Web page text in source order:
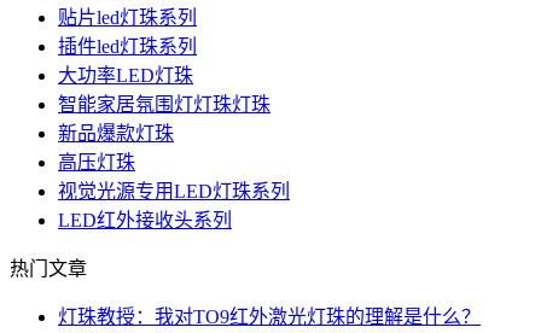
贴片led灯珠系列
插件led灯珠系列
大功率LED灯珠
智能家居氛围灯灯珠灯珠
新品爆款灯珠
高压灯珠
视觉光源专用LED灯珠系列
LED红外接收头系列
热门文章
灯珠教授：我对TO9红外激光灯珠的理解是什么？